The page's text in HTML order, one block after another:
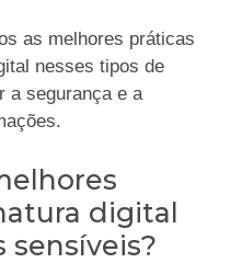
as melhores práticas
nesses tipos de
a segurança e a
digital